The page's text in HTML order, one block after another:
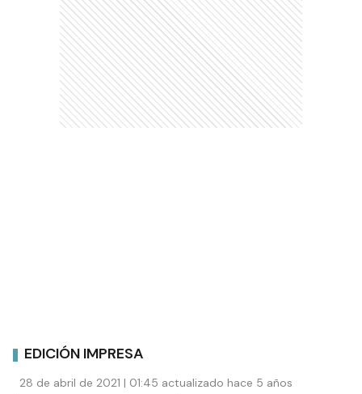
EDICIÓN IMPRESA
28 de abril de 2021 | 01:45 actualizado hace 5 años